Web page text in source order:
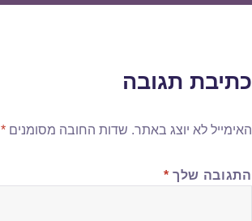
כתיבת תגובה
האימייל לא יוצג באתר. שדות החובה מסומנים*
התגובה שלך *